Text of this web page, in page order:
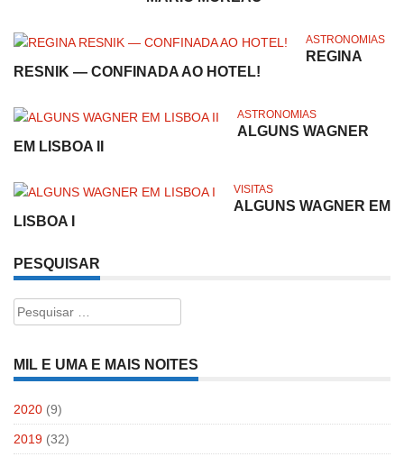
ASTRONOMIAS
REGINA
RESNIK — CONFINADA AO HOTEL!
ASTRONOMIAS
ALGUNS WAGNER
EM LISBOA II
VISITAS
ALGUNS WAGNER EM
LISBOA I
PESQUISAR
Pesquisar
por:
MIL E UMA E MAIS NOITES
2020 (9)
2019 (32)